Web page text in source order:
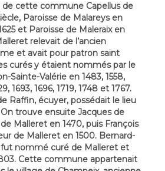
de cette commune Capellus de
Paroisse de Malareys en
et Paroisse de Maleraix en
relevait de l’ancien
et avait pour patron saint
curés y étaient nommés par le
Sainte-Valérie en 1483, 1558,
1693, 1696, 1719, 1748 et 1767.
Raffin, écuyer, possédait le lieu
trouve ensuite Jacques de
Malleret en 1470, puis François
de Malleret en 1500. Bernard-
nommé curé de Malleret et
Cette commune appartenait